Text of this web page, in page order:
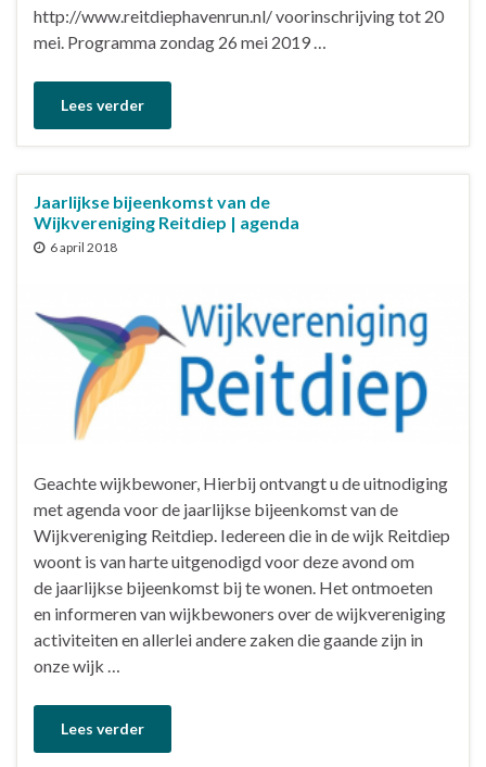
http://www.reitdiephavenrun.nl/ voorinschrijving tot 20
mei. Programma zondag 26 mei 2019 …
Lees verder
Jaarlijkse bijeenkomst van de
Wijkvereniging Reitdiep | agenda
6 april 2018
Geachte wijkbewoner, Hierbij ontvangt u de uitnodiging
met agenda voor de jaarlijkse bijeenkomst van de
Wijkvereniging Reitdiep. Iedereen die in de wijk Reitdiep
woont is van harte uitgenodigd voor deze avond om
de jaarlijkse bijeenkomst bij te wonen. Het ontmoeten
en informeren van wijkbewoners over de wijkvereniging
activiteiten en allerlei andere zaken die gaande zijn in
onze wijk …
Lees verder